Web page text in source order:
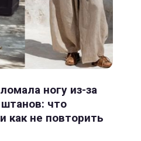
ногу из-за
что
как не повторить